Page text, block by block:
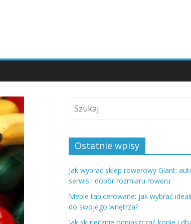
Ostatnie wpisy
Jak wybrać sklep rowerowy Giant:
serwis i dobór rozmiaru roweru
Meble tapicerowane: jak wybrać
do swojego wnętrza?